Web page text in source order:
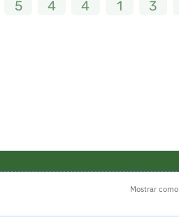
5 4 4 1 3
Mostrar como